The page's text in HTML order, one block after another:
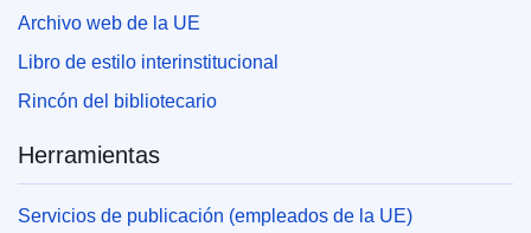
Archivo web de la UE
Libro de estilo interinstitucional
Rincón del bibliotecario
Herramientas
Servicios de publicación (empleados de la UE)